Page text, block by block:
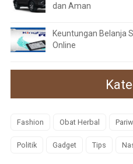
dan Aman
Keuntungan Belanja
Online
Fashion Obat Herbal
Politik Gadget Tips